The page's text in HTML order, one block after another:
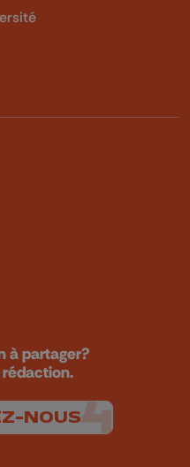
à partager?
NOUS